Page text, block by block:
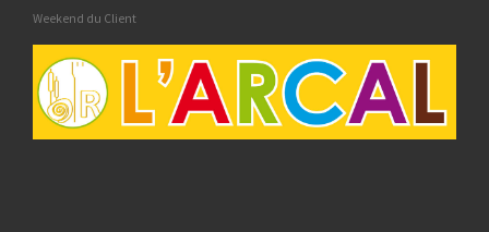
Weekend du Client